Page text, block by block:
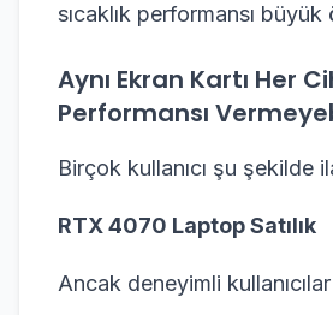
sıcaklık performansı büyük
Aynı Ekran Kartı Her
Performansı
Birçok kullanıcı şu şekilde
RTX 4070 Laptop Satılık
Ancak deneyimli